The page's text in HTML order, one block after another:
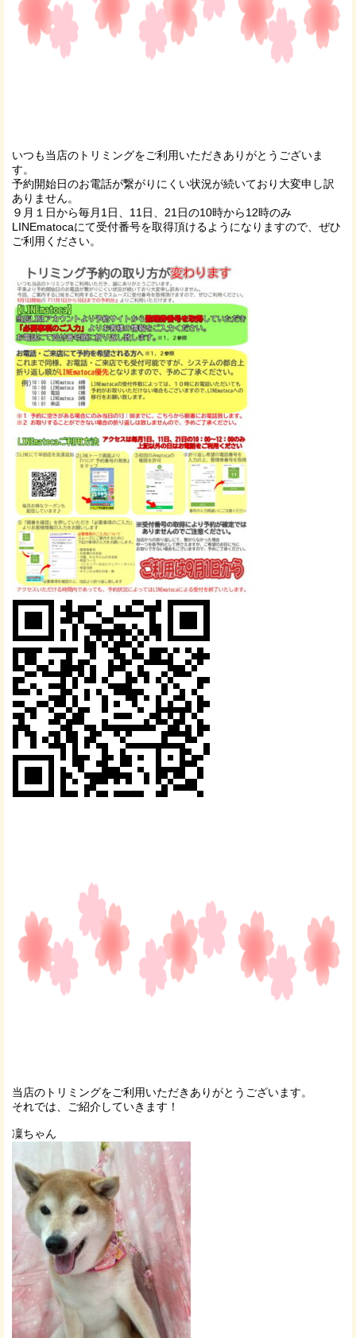
いつも当店のトリミングをご利用いただきありがとうございま
す。
予約開始日のお電話が繋がりにくい状況が続いており大変申し訳
ありません。
９月１日から毎月1日、11日、21日の10時から12時のみ
LINEmatocaにて受付番号を取得頂けるようになりますので、ぜひ
ご利用ください。
当店のトリミングをご利用いただきありがとうございます。
それでは、ご紹介していきます！
凜ちゃん